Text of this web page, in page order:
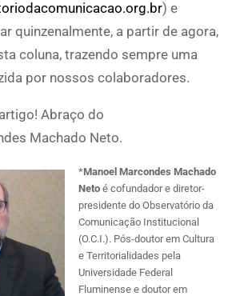
) e
quinzenalmente, a partir de agora,
coluna, trazendo sempre uma
por nossos colaboradores.
Abraço do
Machado Neto.
*Manoel Marcondes Machado
Neto é cofundador e diretor-
presidente do Observatório da
Comunicação Institucional
(O.C.I.). Pós-doutor em Cultura
e Territorialidades pela
Universidade Federal
Fluminense e doutor em